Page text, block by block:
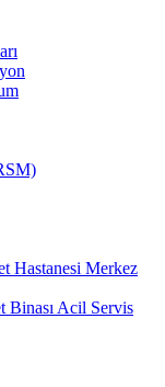
Hastanesi Merkez
Binası Acil Servis